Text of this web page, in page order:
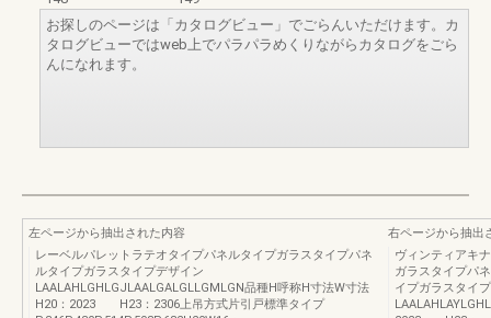
お探しのページは「カタログビュー」でごらんいただけます。カ
タログビューではweb上でパラパラめくりながらカタログをごら
んになれます。
左ページから抽出された内容
レーベルパレットラテオタイプパネルタイプガラスタイプパネ
ルタイプガラスタイプデザイン
LAALAHLGHLGJLAALGALGLLGMLGN品種H呼称H寸法W寸法
H20：2023 H23：2306上吊方式片引戸標準タイプ
右ページから抽出
ヴィンティアキ
ガラスタイプパ
イプガラスタイプ